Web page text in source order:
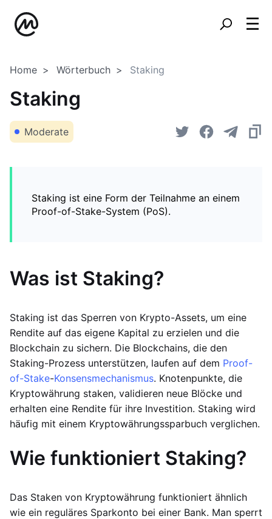
Home Wörterbuch Staking
Staking
Moderate
Staking ist eine Form der Teilnahme an einem
Proof-of-Stake-System (PoS).
Was ist Staking?
Staking ist das Sperren von Krypto-Assets, um eine
Rendite auf das eigene Kapital zu erzielen und die
Blockchain zu sichern. Die Blockchains, die den
Staking-Prozess unterstützen, laufen auf dem Proof-
of-Stake-Konsensmechanismus. Knotenpunkte, die
Kryptowährung staken, validieren neue Blöcke und
erhalten eine Rendite für ihre Investition. Staking wird
häufig mit einem Kryptowährungssparbuch verglichen.
Wie funktioniert Staking?
Das Staken von Kryptowährung funktioniert ähnlich
wie ein reguläres Sparkonto bei einer Bank. Man sperrt